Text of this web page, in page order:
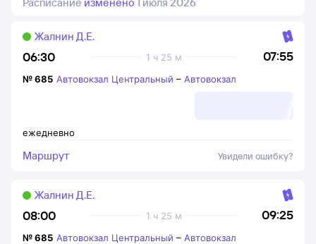
06:30 07:55
1 ч 25 м
Жалнин Д.Е.
ежедневно
№685 Автовокзал Центральный – Автовокзал
Маршрут Увидели ошибку?
08:00 09:25
1 ч 25 м
Жалнин Д.Е.
№685 Автовокзал Центральный – Автовокзал